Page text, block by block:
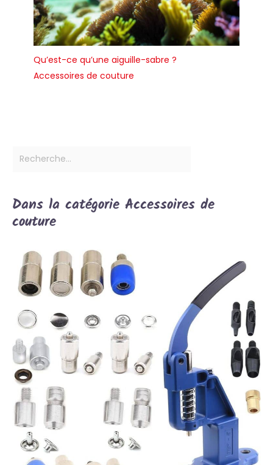
Qu’est-ce qu’une aiguille-sabre ?
Accessoires de couture
Dans la catégorie Accessoires de
couture